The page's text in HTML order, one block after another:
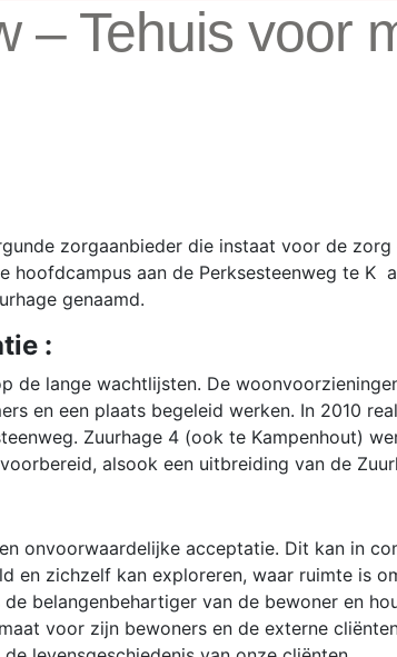
– Tehuis voor
zorgaanbieder die instaat voor de
aan de Perksesteenweg te K
genaamd.
:
de lange wachtlijsten. De
en een plaats begeleid werken. In 2010
Zuurhage 4 (ook te Kampenhout)
alsook een uitbreiding van de
onvoorwaardelijke acceptatie. Dit kan in
en zichzelf kan exploreren, waar ruimte is
belangenbehartiger van de bewoner en
voor zijn bewoners en de externe